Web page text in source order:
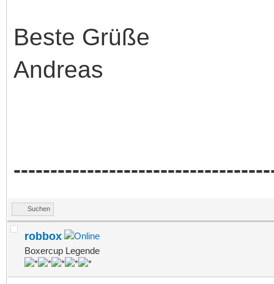
Beste Grüße
Andreas
Suchen
robbox
Boxercup Legende